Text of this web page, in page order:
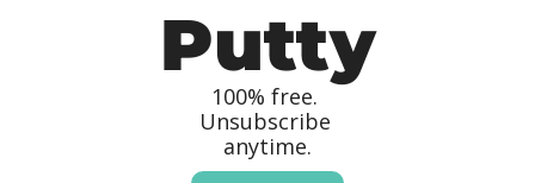
Putty
100% free.
Unsubscribe
anytime.